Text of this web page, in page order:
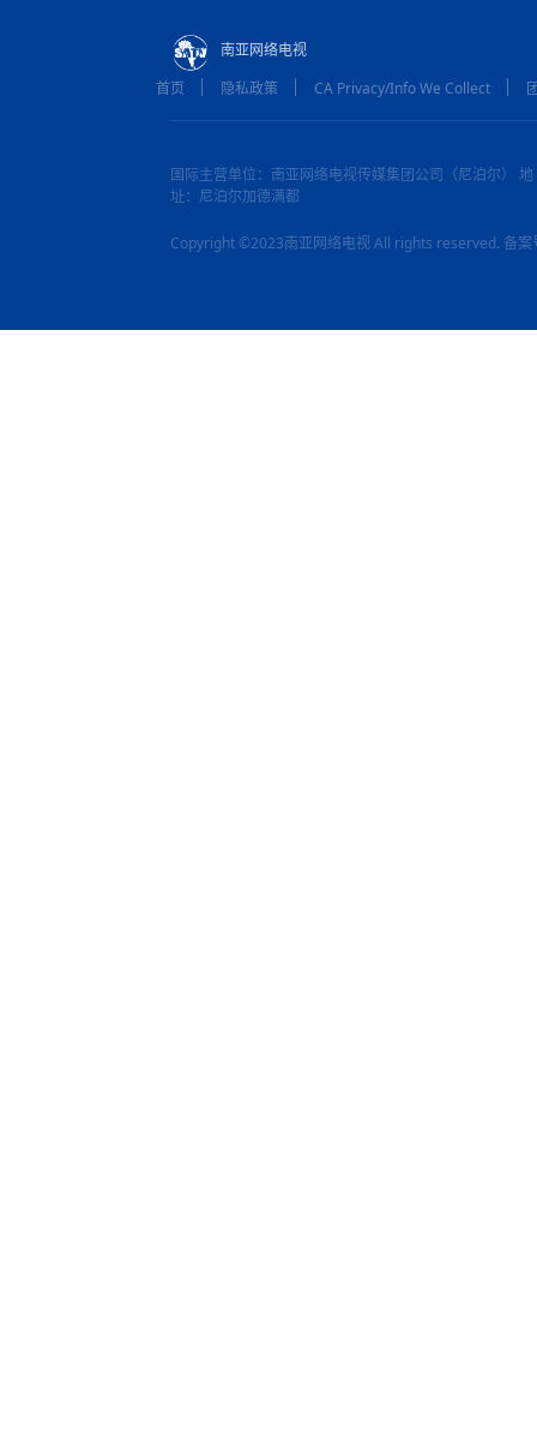
南亚网络电视
首页
隐私政策 CA Privacy/Info We Collect
国际主营单位：南亚网络电视传媒集团公司（尼泊尔） 地
址：尼泊尔加德满都
Copyright ©2023南亚网络电视 All rights reserved. 备